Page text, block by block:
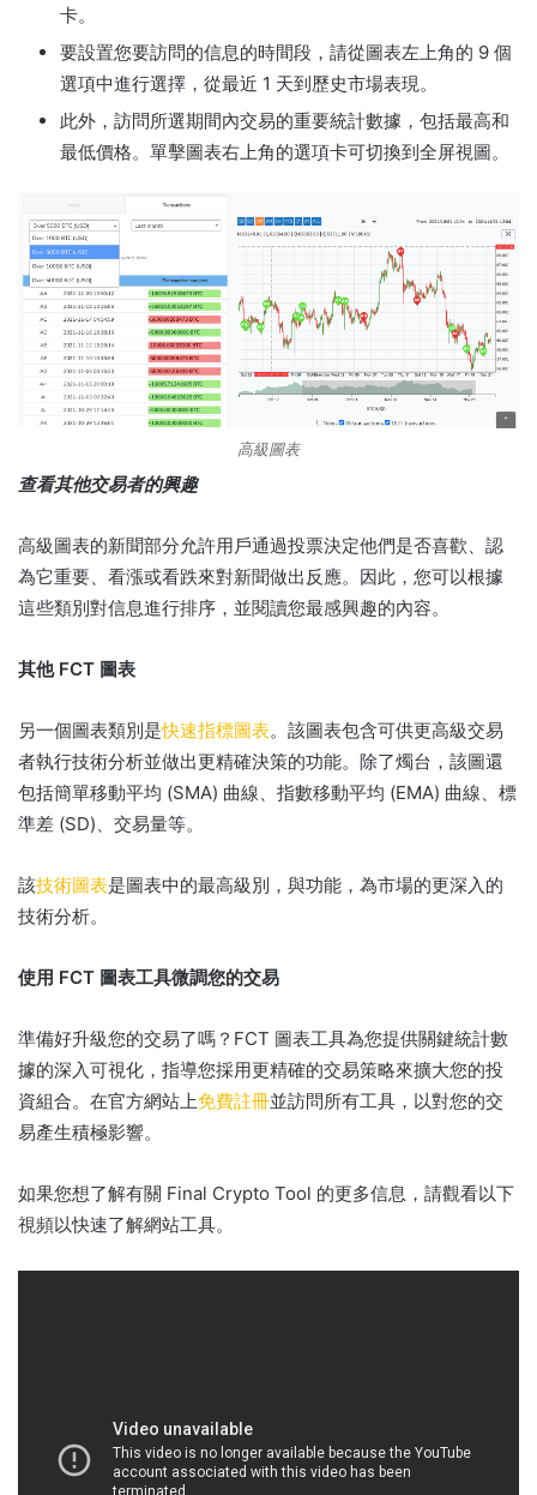
卡。
要設置您要訪問的信息的時間段，請從圖表左上角的 9 個
選項中進行選擇，從最近 1 天到歷史市場表現。
此外，訪問所選期間內交易的重要統計數據，包括最高和
最低價格。 單擊圖表右上角的選項卡可切換到全屏視圖。
高級圖表
查看其他交易者的興趣
高級圖表的新聞部分允許用戶通過投票決定他們是否喜歡、認
為它重要、看漲或看跌來對新聞做出反應。 因此，您可以根據
這些類別對信息進行排序，並閱讀您最感興趣的內容。
其他 FCT 圖表
另一個圖表類別是快速指標圖表。 該圖表包含可供更高級交易
者執行技術分析並做出更精確決策的功能。 除了燭台，該圖還
包括簡單移動平均 (SMA) 曲線、指數移動平均 (EMA) 曲線、標
準差 (SD)、交易量等。
該技術圖表是圖表中的最高級別，與功能，為市場的更深入的
技術分析。
使用 FCT 圖表工具微調您的交易
準備好升級您的交易了嗎？ FCT 圖表工具為您提供關鍵統計數
據的深入可視化，指導您採用更精確的交易策略來擴大您的投
資組合。 在官方網站上免費註冊並訪問所有工具，以對您的交
易產生積極影響。
如果您想了解有關 Final Crypto Tool 的更多信息，請觀看以下
視頻以快速了解網站工具。